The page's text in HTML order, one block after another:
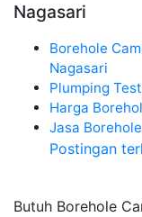
Nagasari
Borehole
Nagasari
Plumping
Harga
Jasa
Postingan
Butuh Borehole